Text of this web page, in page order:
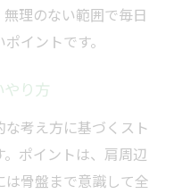
理のない範囲で毎日
イントです。
り方
考え方に基づくスト
ポイントは、肩周辺
骨盤まで意識して全